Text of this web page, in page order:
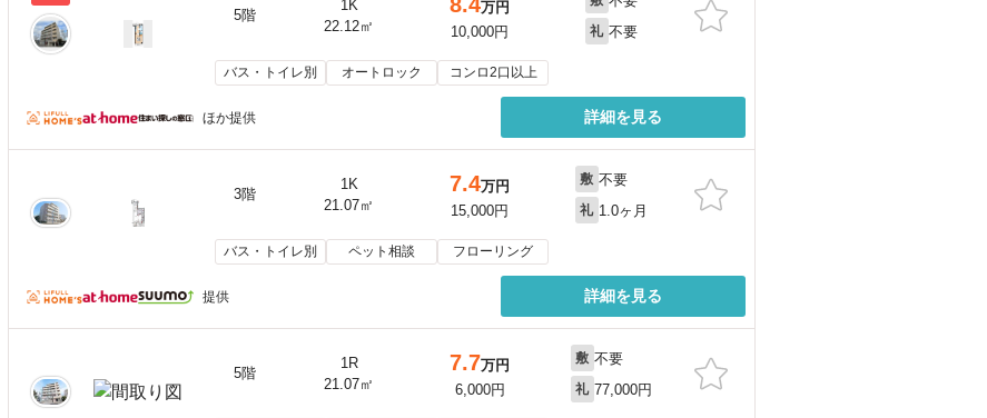
5階
1K
22.12㎡
万円
10,000円
礼 不要
バス・トイレ別 オートロック コンロ2口以上
ほか提供 詳細を見る
3階
1K
21.07㎡
7.4万円
15,000円
敷 不要
礼 1.0ヶ月
バス・トイレ別 ペット相談 フローリング
提供 詳細を見る
5階
1R
21.07㎡
7.7万円
6,000円
敷 不要
礼 77,000円